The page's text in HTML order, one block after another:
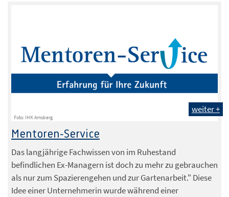
Foto: IHK Arnsberg
weiter +
Mentoren-Service
Das langjährige Fachwissen von im Ruhestand
befindlichen Ex-Managern ist doch zu mehr zu gebrauchen
als nur zum Spazierengehen und zur Gartenarbeit." Diese
Idee einer Unternehmerin wurde während einer